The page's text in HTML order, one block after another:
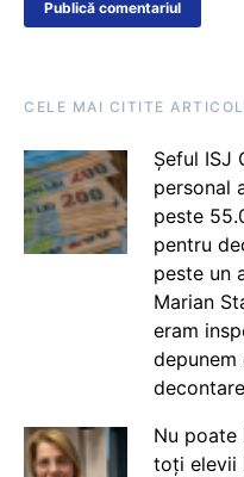
CELE MAI CITITE
Șeful ISJ
personal
peste
pentru
peste un
Marian
eram
depunem
Nu poate
toți elevii